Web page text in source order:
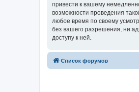
привести к вашему
возможности проведения
любое время по своему
без вашего разрешения, ни
доступу к ней.
Список форумов